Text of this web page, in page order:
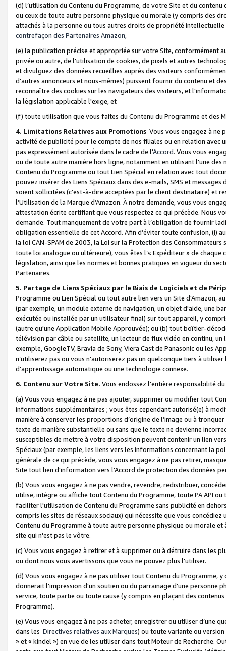
(d) l’utilisation du Contenu du Programme, de votre Site et du
ou ceux de toute autre personne physique ou morale (y compris des
attachés à la personne ou tous autres droits de propriété
contrefaçon des Partenaires Amazon,
(e) la publication précise et appropriée sur votre Site, conformément
privée ou autre, de l’utilisation de cookies, de pixels et autres
et divulguez des données recueillies auprès des visiteurs
d’autres annonceurs et nous-mêmes) puissent fournir du contenu et
reconnaître des cookies sur les navigateurs des visiteurs, et
la législation applicable l'exige, et
(f) toute utilisation que vous faites du Contenu du Programme et des
4. Limitations Relatives aux Promotions Vous vous engagez à ne
activité de publicité pour le compte de nos filiales ou en relation avec
pas expressément autorisée dans le cadre de l’Accord. Vous vous
ou de toute autre manière hors ligne, notamment en utilisant l’une
Contenu du Programme ou tout Lien Spécial en relation avec tout
pouvez insérer des Liens Spéciaux dans des e-mails, SMS et
soient sollicitées (c’est-à-dire acceptées par le client destinataire) et
l’Utilisation de la Marque d’Amazon. À notre demande, vous vous
attestation écrite certifiant que vous respectez ce qui précède. Nous
demande. Tout manquement de votre part à l’obligation de fournir
obligation essentielle de cet Accord. Afin d’éviter toute confusion, (i)
la loi CAN-SPAM de 2003, la Loi sur la Protection des
toute loi analogue ou ultérieure), vous êtes l’« Expéditeur » de
législation, ainsi que les normes et bonnes pratiques en vigueur du
Partenaires.
5. Partage de Liens Spéciaux par le Biais de Logiciels et de
Programme ou Lien Spécial ou tout autre lien vers un Site d'Amazon,
(par exemple, un module externe de navigation, un objet d'aide, une
exécutée ou installée par un utilisateur final) sur tout appareil, y
(autre qu'une Application Mobile Approuvée); ou (b) tout boîtier-
télévision par câble ou satellite, un lecteur de flux vidéo en continu,
exemple, GoogleTV, Bravia de Sony, Viera Cast de Panasonic ou les
n’utiliserez pas ou vous n’autoriserez pas un quelconque tiers à
d'apprentissage automatique ou une technologie connexe.
6. Contenu sur Votre Site. Vous endossez l'entière responsabilité
(a) Vous vous engagez à ne pas ajouter, supprimer ou modifier tout
informations supplémentaires ; vous êtes cependant autorisé(e) à
manière à conserver les proportions d’origine de l’image ou à
texte de manière substantielle ou sans que le texte ne devienne
susceptibles de mettre à votre disposition peuvent contenir un lien
Spéciaux (par exemple, les liens vers les informations concernant la
générale de ce qui précède, vous vous engagez à ne pas retirer,
Site tout lien d'information vers l'Accord de protection des données
(b) Vous vous engagez à ne pas vendre, revendre, redistribuer,
utilise, intègre ou affiche tout Contenu du Programme, toute PA API
faciliter l'utilisation de Contenu du Programme sans publicité en
compris les sites de réseaux sociaux) qui nécessite que vous
Contenu du Programme à toute autre personne physique ou morale
site qui n'est pas le vôtre.
(c) Vous vous engagez à retirer et à supprimer ou à détruire dans les
ou dont nous vous avertissons que vous ne pouvez plus l'utiliser.
(d) Vous vous engagez à ne pas utiliser tout Contenu du Programme,
donnerait l'impression d'un soutien ou du parrainage d'une personne
service, toute partie ou toute cause (y compris en plaçant des
Programme).
(e) Vous vous engagez à ne pas acheter, enregistrer ou utiliser d’une
dans les Directives relatives aux Marques) ou toute variante ou
» et « kindel ») en vue de les utiliser dans tout Moteur de Recherche.